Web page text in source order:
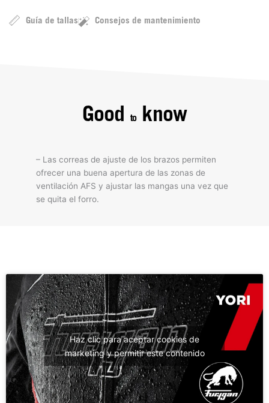
Guía de tallas Consejos de mantenimiento
Good toknow
– Las correas de ajuste de los brazos permiten
ofrecer una buena apertura de las zonas de
ventilación AFS y ajustar las mangas una vez que
se quita el forro.
Haz clic para aceptar cookies de
marketing y permitir este contenido